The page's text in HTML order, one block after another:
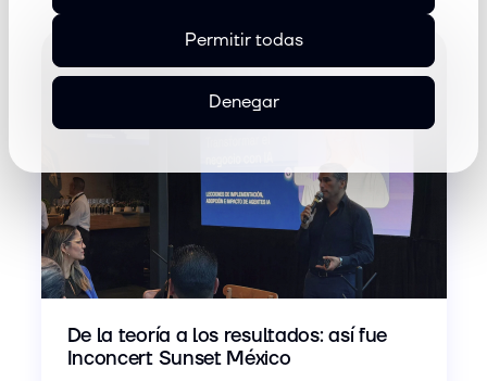
Permitir todas
Denegar
De la teoría a los resultados: así fue
Inconcert Sunset México